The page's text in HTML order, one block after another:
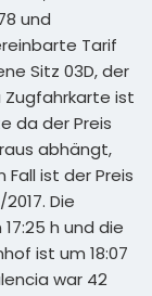
und
Tarif
Sitz 03D, der
Zugfahrkarte ist
da der Preis
abhängt,
ist der Preis
Die
h und die
ist um 18:07
war 42